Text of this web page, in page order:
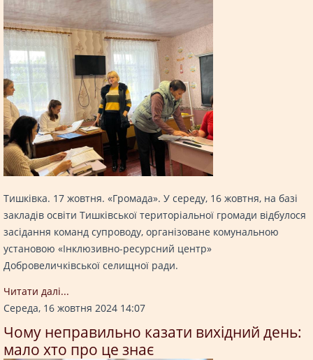
Тишківка. 17 жовтня. «Громада». У середу, 16 жовтня, на базі
закладів освіти Тишківської територіальної громади відбулося
засідання команд супроводу, організоване комунальною
установою «Інклюзивно-ресурсний центр»
Добровеличківської селищної ради.
Читати далi...
Середа, 16 жовтня 2024 14:07
Чому неправильно казати вихідний день:
мало хто про це знає